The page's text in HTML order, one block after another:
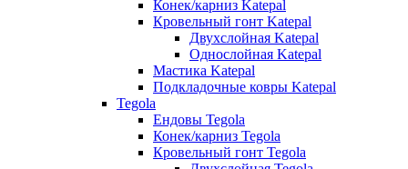
Конек/карниз Katepal
Кровельный гонт Katepal
Двухслойная Katepal
Однослойная Katepal
Мастика Katepal
Подкладочные ковры Katepal
Tegola
Ендовы Tegola
Конек/карниз Tegola
Кровельный гонт Tegola